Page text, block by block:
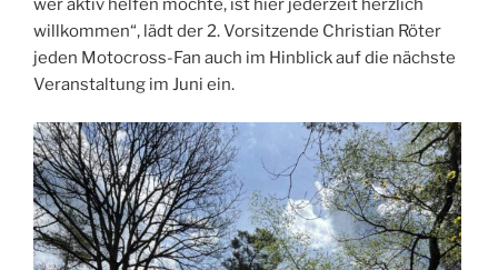
willkommen“, lädt der 2. Vorsitzende Christian Röter
jeden Motocross-Fan auch im Hinblick auf die nächste
Veranstaltung im Juni ein.